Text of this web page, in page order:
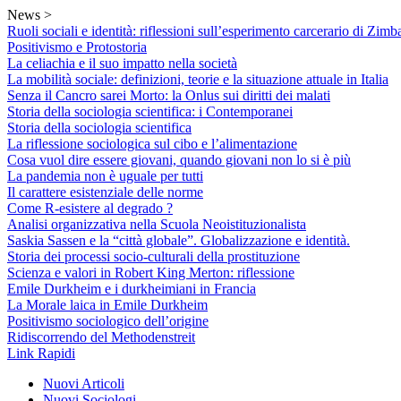
Skip
to
content
News >
Ruoli sociali e identità: riflessioni sull’esperimento carcerario di
Positivismo e Protostoria
La celiachia e il suo impatto nella società
La mobilità sociale: definizioni, teorie e la situazione attuale in Italia
Senza il Cancro sarei Morto: la Onlus sui diritti dei malati
Storia della sociologia scientifica: i Contemporanei
Storia della sociologia scientifica
La riflessione sociologica sul cibo e l’alimentazione
Cosa vuol dire essere giovani, quando giovani non lo si è più
La pandemia non è uguale per tutti
Il carattere esistenziale delle norme
Come R-esistere al degrado ?
Analisi organizzativa nella Scuola Neoistituzionalista
Saskia Sassen e la “città globale”. Globalizzazione e identità.
Storia dei processi socio-culturali della prostituzione
Scienza e valori in Robert King Merton: riflessione
Emile Durkheim e i durkheimiani in Francia
La Morale laica in Emile Durkheim
Positivismo sociologico dell’origine
Ridiscorrendo del Methodenstreit
Link Rapidi
Nuovi Articoli